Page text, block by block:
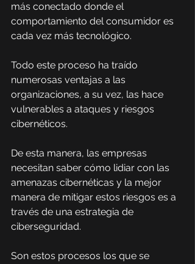
más conectado donde el
comportamiento del consumidor es
cada vez más tecnológico.
Todo este proceso ha traído
numerosas ventajas a las
organizaciones, a su vez, las hace
vulnerables a ataques y riesgos
cibernéticos.
De esta manera, las empresas
necesitan saber cómo lidiar con las
amenazas cibernéticas y la mejor
manera de mitigar estos riesgos es a
través de una estrategia de
ciberseguridad.
Son estos procesos los que se